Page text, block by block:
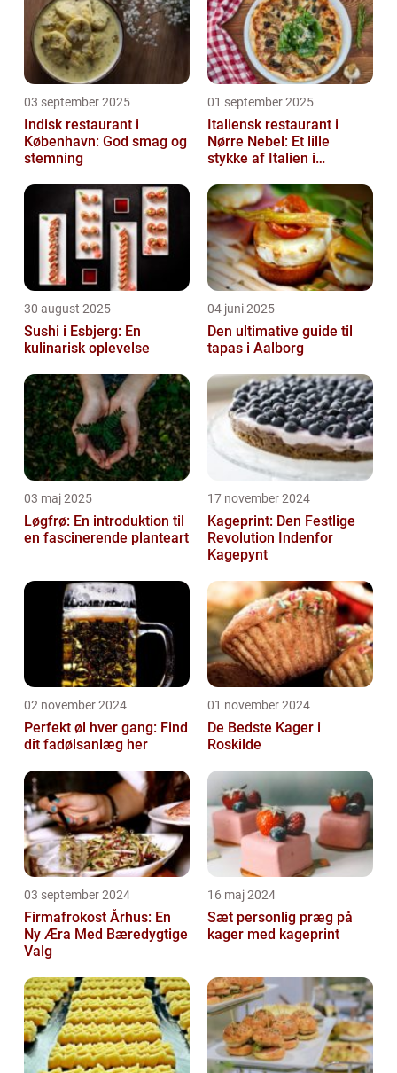
03 september 2025
Indisk restaurant i
København: God smag og
stemning
01 september 2025
Italiensk restaurant i
Nørre Nebel: Et lille
stykke af Italien i
30 august 2025
Sushi i Esbjerg: En
kulinarisk oplevelse
04 juni 2025
Den ultimative guide til
tapas i Aalborg
03 maj 2025
Løgfrø: En introduktion til
en fascinerende planteart
17 november 2024
Kageprint: Den Festlige
Revolution Indenfor
Kagepynt
02 november 2024
Perfekt øl hver gang: Find
dit fadølsanlæg her
01 november 2024
De Bedste Kager i
Roskilde
03 september 2024
Firmafrokost Århus: En
Ny Æra Med Bæredygtige
Valg
16 maj 2024
Sæt personlig præg på
kager med kageprint